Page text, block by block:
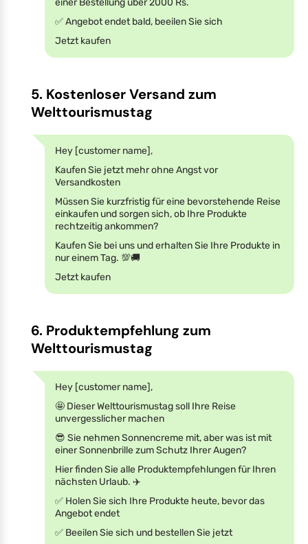
✅ Angebot endet bald, beeilen Sie sich
Jetzt kaufen
5. Kostenloser Versand zum
Welttourismustag
Hey [customer name],
Kaufen Sie jetzt mehr ohne Angst vor
Versandkosten
Müssen Sie kurzfristig für eine bevorstehende Reise
einkaufen und sorgen sich, ob Ihre Produkte
rechtzeitig ankommen?
Kaufen Sie bei uns und erhalten Sie Ihre Produkte in
nur einem Tag. 💯🚚
Jetzt kaufen
6. Produktempfehlung zum
Welttourismustag
Hey [customer name],
🤩 Dieser Welttourismustag soll Ihre Reise
unvergesslicher machen
😎 Sie nehmen Sonnencreme mit, aber was ist mit
einer Sonnenbrille zum Schutz Ihrer Augen?
Hier finden Sie alle Produktempfehlungen für Ihren
nächsten Urlaub. ✈️
✅ Holen Sie sich Ihre Produkte heute, bevor das
Angebot endet
✅ Beeilen Sie sich und bestellen Sie jetzt